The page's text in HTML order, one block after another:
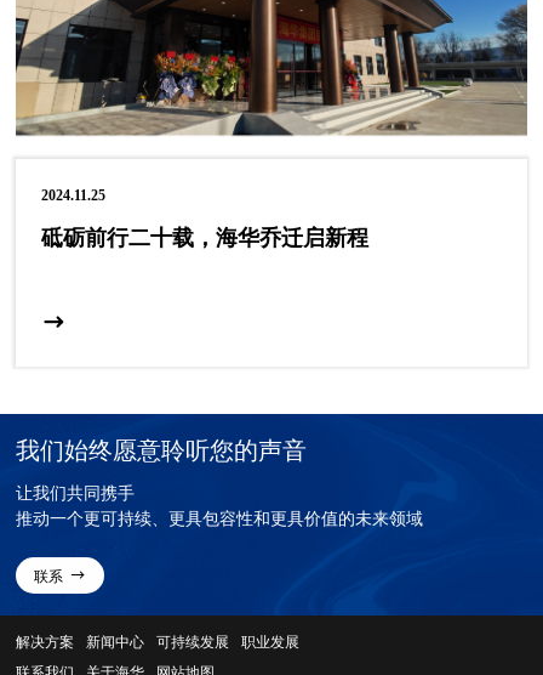
2024.11.25
砥砺前行二十载，海华乔迁启新程
我们始终愿意聆听您的声音
让我们共同携手
推动一个更可持续、更具包容性和更具价值的未来领域
联系
解决方案 新闻中心 可持续发展
职业发展